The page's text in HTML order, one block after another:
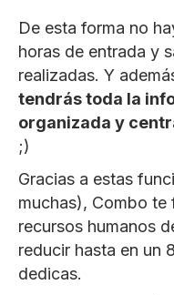
De esta forma no
horas de entrada y
realizadas. Y
tendrás toda la
organizada y
;)
Gracias a estas
muchas), Combo
recursos humanos
reducir hasta en un
dedicas.